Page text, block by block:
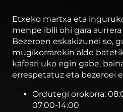
Etxeko martxa eta
menpe ibili ohi gara
Bezeroen eskakizunei so,
mugikorrarekin alde
kafeari uko egin gabe,
errespetatuz eta bezeroei
Ordutegi orokorra:
07:00-14:00